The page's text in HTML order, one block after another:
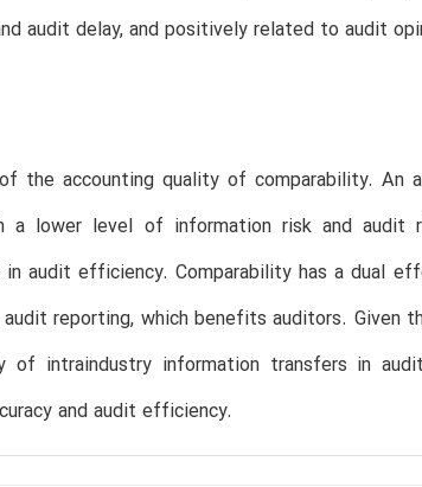
audit delay, and positively related to audit
the accounting quality of comparability. An
a lower level of information risk and
audit efficiency. Comparability has a dual
reporting, which benefits auditors. Given
of intraindustry information transfers in
and audit efficiency.